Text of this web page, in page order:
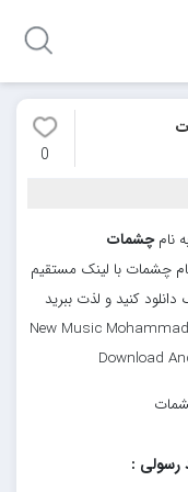
0
نامچشمات
چشمات با لینک مستقیم
کنید و لذت ببرید
New Music
Download
: